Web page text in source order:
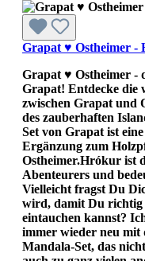
Grapat ♥ Ostheimer -
Grapat ♥ Ostheimer -
Grapat! Entdecke die
zwischen Grapat und
des zauberhaften
Set von Grapat ist
Ergänzung zum
Ostheimer.Hrókur ist
Abenteurers und
Vielleicht fragst Du
wird, damit Du richtig
eintauchen kannst?
immer wieder neu mit
Mandala-Set, das